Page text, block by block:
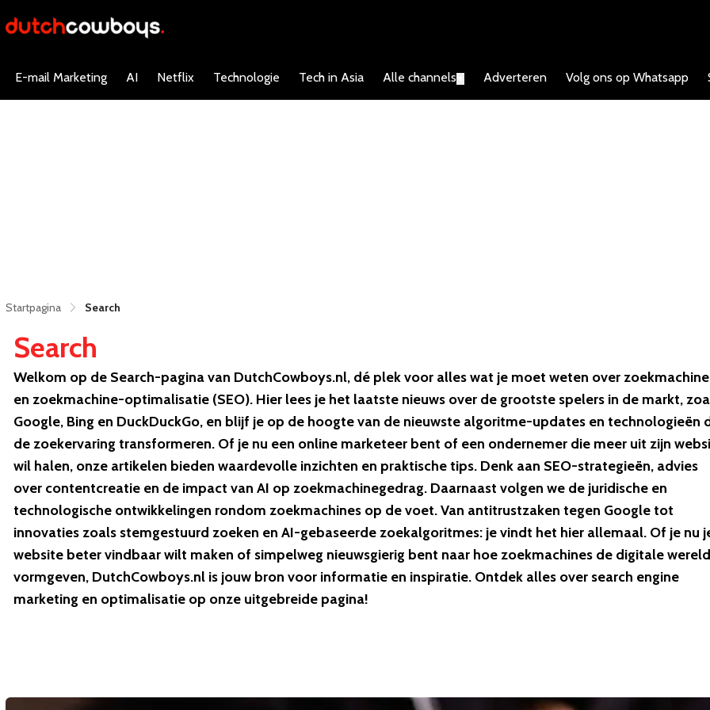
E-mail Marketing AI Netflix Technologie Tech in Asia Alle channels Adverteren Volg ons op Whatsapp
Startpagina Search
Search
Welkom op de Search-pagina van DutchCowboys.nl, dé plek voor alles wat je moet weten over
en zoekmachine-optimalisatie (SEO). Hier lees je het laatste nieuws over de grootste spelers in de markt,
Google, Bing en DuckDuckGo, en blijf je op de hoogte van de nieuwste algoritme-updates en technologieën
de zoekervaring transformeren. Of je nu een online marketeer bent of een ondernemer die meer uit zijn
wil halen, onze artikelen bieden waardevolle inzichten en praktische tips. Denk aan SEO-strategieën, advies
over contentcreatie en de impact van AI op zoekmachinegedrag. Daarnaast volgen we de juridische en
technologische ontwikkelingen rondom zoekmachines op de voet. Van antitrustzaken tegen Google tot
innovaties zoals stemgestuurd zoeken en AI-gebaseerde zoekalgoritmes: je vindt het hier allemaal. Of je nu
website beter vindbaar wilt maken of simpelweg nieuwsgierig bent naar hoe zoekmachines de digitale wereld
vormgeven, DutchCowboys.nl is jouw bron voor informatie en inspiratie. Ontdek alles over search engine
marketing en optimalisatie op onze uitgebreide pagina!